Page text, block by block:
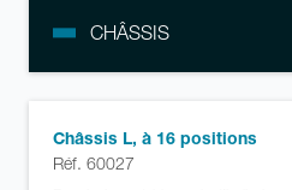
CHÂSSIS
Châssis L, à 16 positions
Réf. 60027